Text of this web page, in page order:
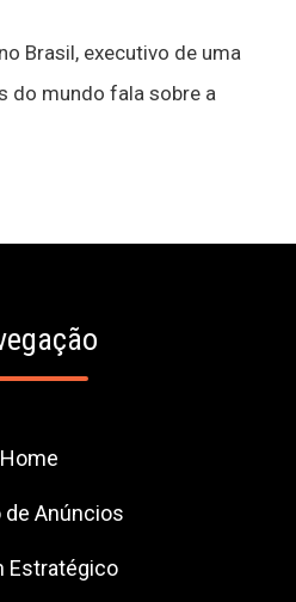
Brasil, executivo de uma
do mundo fala sobre a
Home
de Anúncios
Estratégico